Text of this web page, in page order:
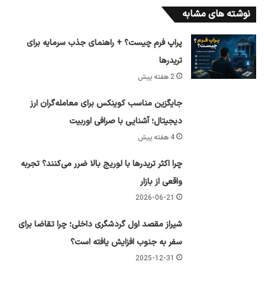
نوشته های مشابه
پراپ فرم چیست؟ + راهنمای جذب سرمایه برای
تریدرها
2 هفته پیش
جایگزین مناسب کوینکس برای معامله‌گران ارز
دیجیتال؛ آشنایی با صرافی اوربیت
4 هفته پیش
چرا اکثر تریدرها با لوریج بالا ضرر می‌کنند؟ تجربه
واقعی از بازار
2026-06-21
شیراز مقصد اول گردشگری داخلی؛ چرا تقاضا برای
سفر به جنوب افزایش یافته است؟
2025-12-31